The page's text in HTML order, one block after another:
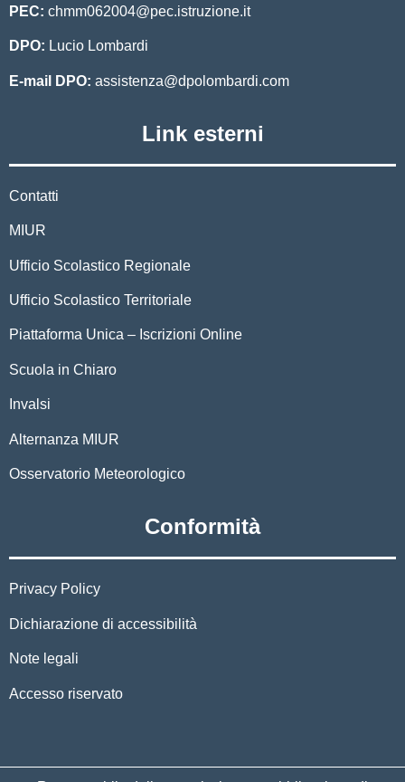
PEC: chmm062004@pec.istruzione.it
DPO: Lucio Lombardi
E-mail DPO: assistenza@dpolombardi.com
Link esterni
Contatti
MIUR
Ufficio Scolastico Regionale
Ufficio Scolastico Territoriale
Piattaforma Unica – Iscrizioni Online
Scuola in Chiaro
Invalsi
Alternanza MIUR
Osservatorio Meteorologico
Conformità
Privacy Policy
Dichiarazione di accessibilità
Note legali
Accesso riservato